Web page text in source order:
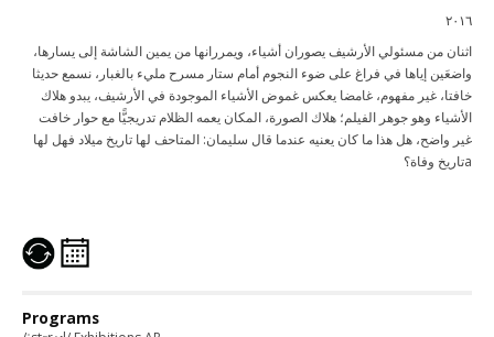
٢٠١٦
اثنان من مسئولي الأرشيف يصوران أشياء، ويمررانها من يمين الشاشة إلى يسارها،
واضعَين إياها في فراغ على ضوء النجوم أمام ستار مسرح مليء بالغبار، نسمع حديثا
خافتا، غير مفهوم، غامضا يعكس غموض الأشياء الموجودة في الأرشيف، يبدو هلاك
الأشياء وهو جوهر الفيلم؛ هلاك الصورة، المكان يعمه الظلام تدريجيًّا مع حوار خافت
غير واضح، هل هذا ما كان يعنيه عندما قال سليمان: المتاحف لها تاريخ ميلاد فهل لها
تاريخ وفاة؟a
Programs